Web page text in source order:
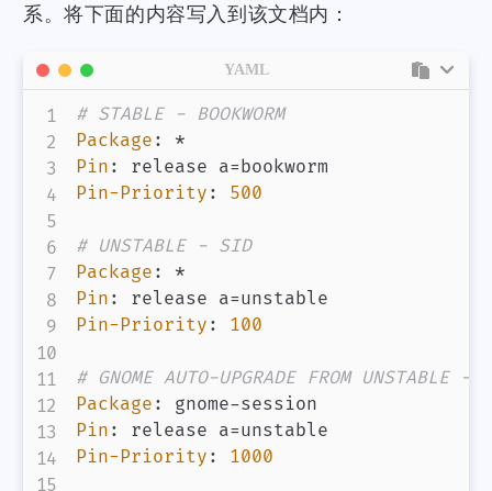
系。将下面的内容写入到该文档内：
# STABLE - BOOKWORM
Package :
Pin :
Pin-Priority : 500
# UNSTABLE - SID
Package :
Pin :
Pin-Priority : 100
# GNOME AUTO-UPGRADE FROM UNSTABLE -
Package : gnome-
Pin :
Pin-Priority : 1000
YAML